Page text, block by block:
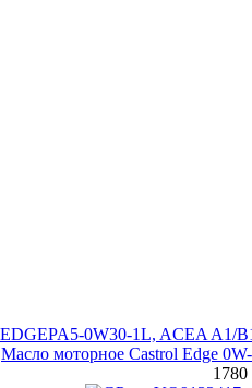
Масло моторное Castrol Edge
1780